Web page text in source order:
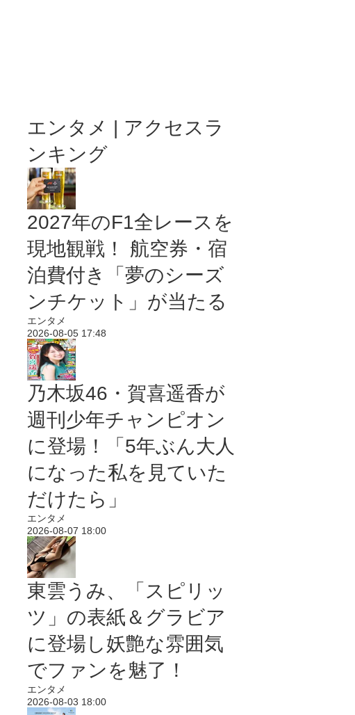
エンタメ | アクセスラ
ンキング
2027年のF1全レースを
現地観戦！ 航空券・宿
泊費付き「夢のシーズ
ンチケット」が当たる
エンタメ
2026-08-05 17:48
乃木坂46・賀喜遥香が
週刊少年チャンピオン
に登場！「5年ぶん大人
になった私を見ていた
だけたら」
エンタメ
2026-08-07 18:00
東雲うみ、「スピリッ
ツ」の表紙＆グラビア
に登場し妖艶な雰囲気
でファンを魅了！
エンタメ
2026-08-03 18:00